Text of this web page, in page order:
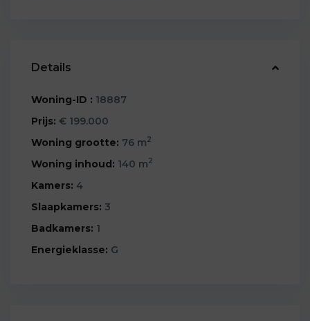
Details
Woning-ID : 18887
Prijs: € 199.000
Woning grootte: 76 m2
Woning inhoud: 140 m2
Kamers: 4
Slaapkamers: 3
Badkamers: 1
Energieklasse: G